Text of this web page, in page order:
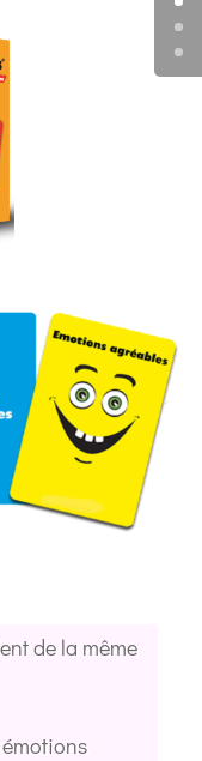
de la même